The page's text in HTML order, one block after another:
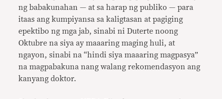
ng babakunahan — at sa harap ng publiko — para
itaas ang kumpiyansa sa kaligtasan at pagiging
epektibo ng mga jab, sinabi ni Duterte noong
Oktubre na siya ay maaaring maging huli, at
ngayon, sinabi na “hindi siya maaaring magpasya”
na magpabakuna nang walang rekomendasyon ang
kanyang doktor.